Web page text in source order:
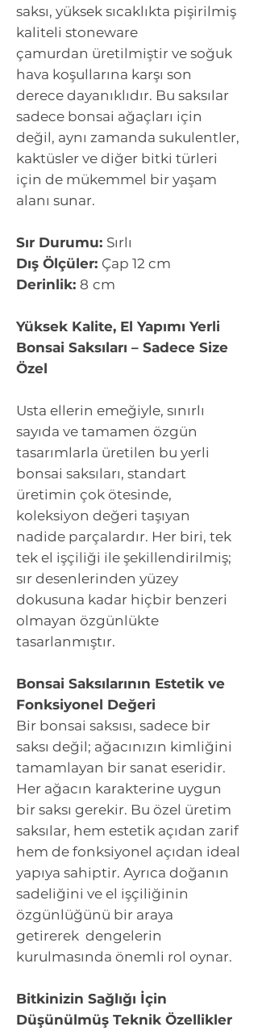
saksı, yüksek sıcaklıkta pişirilmiş
kaliteli stoneware
çamurdan üretilmiştir ve soğuk
hava koşullarına karşı son
derece dayanıklıdır. Bu saksılar
sadece bonsai ağaçları için
değil, aynı zamanda sukulentler,
kaktüsler ve diğer bitki türleri
için de mükemmel bir yaşam
alanı sunar.
Sır Durumu: Sırlı
Dış Ölçüler: Çap 12 cm
Derinlik: 8 cm
Yüksek Kalite, El Yapımı Yerli
Bonsai Saksıları – Sadece Size
Özel
Usta ellerin emeğiyle, sınırlı
sayıda ve tamamen özgün
tasarımlarla üretilen bu yerli
bonsai saksıları, standart
üretimin çok ötesinde,
koleksiyon değeri taşıyan
nadide parçalardır. Her biri, tek
tek el işçiliği ile şekillendirilmiş;
sır desenlerinden yüzey
dokusuna kadar hiçbir benzeri
olmayan özgünlükte
tasarlanmıştır.
Bonsai Saksılarının Estetik ve
Fonksiyonel Değeri
Bir bonsai saksısı, sadece bir
saksı değil; ağacınızın kimliğini
tamamlayan bir sanat eseridir.
Her ağacın karakterine uygun
bir saksı gerekir. Bu özel üretim
saksılar, hem estetik açıdan zarif
hem de fonksiyonel açıdan ideal
yapıya sahiptir. Ayrıca doğanın
sadeliğini ve el işçiliğinin
özgünlüğünü bir araya
getirerek dengelerin
kurulmasında önemli rol oynar.
Bitkinizin Sağlığı İçin
Düşünülmüş Teknik Özellikler